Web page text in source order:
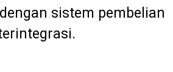
sistem pembelian